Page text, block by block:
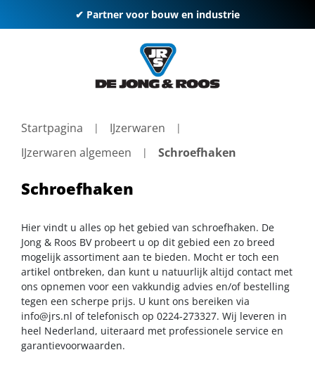
✔ Partner voor bouw en industrie
Startpagina
IJzerwaren
IJzerwaren algemeen
Schroefhaken
Schroefhaken
Hier vindt u alles op het gebied van schroefhaken. De
Jong & Roos BV probeert u op dit gebied een zo breed
mogelijk assortiment aan te bieden. Mocht er toch een
artikel ontbreken, dan kunt u natuurlijk altijd contact met
ons opnemen voor een vakkundig advies en/of bestelling
tegen een scherpe prijs. U kunt ons bereiken via
info@jrs.nl of telefonisch op 0224-273327. Wij leveren in
heel Nederland, uiteraard met professionele service en
garantievoorwaarden.